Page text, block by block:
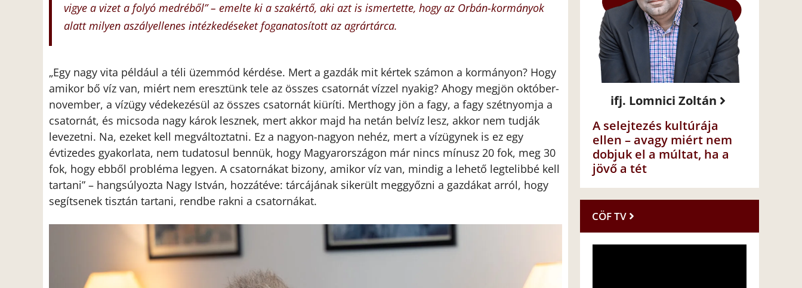
vigye a vizet a folyó medréből” – emelte ki a szakértő, aki azt is ismertette, hogy az Orbán-kormányok
alatt milyen aszályellenes intézkedéseket foganatosított az agrártárca.
„Egy nagy vita például a téli üzemmód kérdése. Mert a gazdák mit kértek számon a kormányon? Hogy
amikor bő víz van, miért nem eresztünk tele az összes csatornát vízzel nyakig? Ahogy megjön október-
november, a vízügy védekezésül az összes csatornát kiüríti. Merthogy jön a fagy, a fagy szétnyomja a
csatornát, és micsoda nagy károk lesznek, mert akkor majd ha netán belvíz lesz, akkor nem tudják
levezetni. Na, ezeket kell megváltoztatni. Ez a nagyon-nagyon nehéz, mert a vízügynek is ez egy
évtizedes gyakorlata, nem tudatosul bennük, hogy Magyarországon már nincs mínusz 20 fok, meg 30
fok, hogy ebből probléma legyen. A csatornákat bizony, amikor víz van, mindig a lehető legtelibbé kell
tartani” – hangsúlyozta Nagy István, hozzátéve: tárcájának sikerült meggyőzni a gazdákat arról, hogy
segítsenek tisztán tartani, rendbe rakni a csatornákat.
ifj. Lomnici Zoltán
A selejtezés kultúrája
ellen – avagy miért nem
dobjuk el a múltat, ha a
jövő a tét
CÖF TV